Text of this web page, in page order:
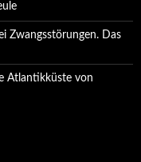
Zwangsstörungen. Das
Atlantikküste von